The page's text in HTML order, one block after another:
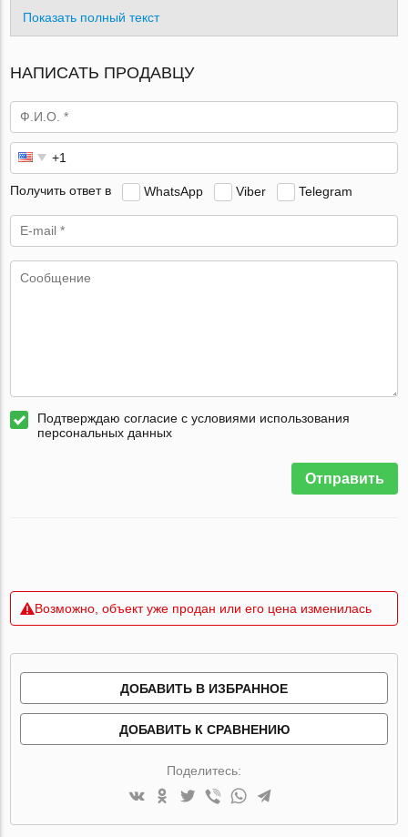
Показать полный текст
НАПИСАТЬ ПРОДАВЦУ
Получить ответ в WhatsApp Viber Telegram
Подтверждаю согласие с условиями использования
персональных данных
Отправить
Возможно, объект уже продан или его цена изменилась
ДОБАВИТЬ В ИЗБРАННОЕ
ДОБАВИТЬ К СРАВНЕНИЮ
Поделитесь: